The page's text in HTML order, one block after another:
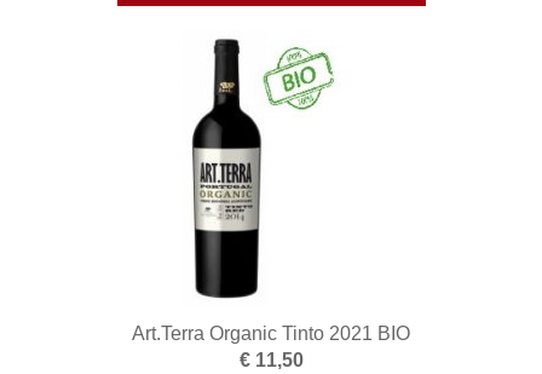
Art.Terra Organic Tinto 2021 BIO
€ 11,50